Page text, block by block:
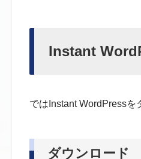
Instant
ではInstant WordPressを
ダウンロード